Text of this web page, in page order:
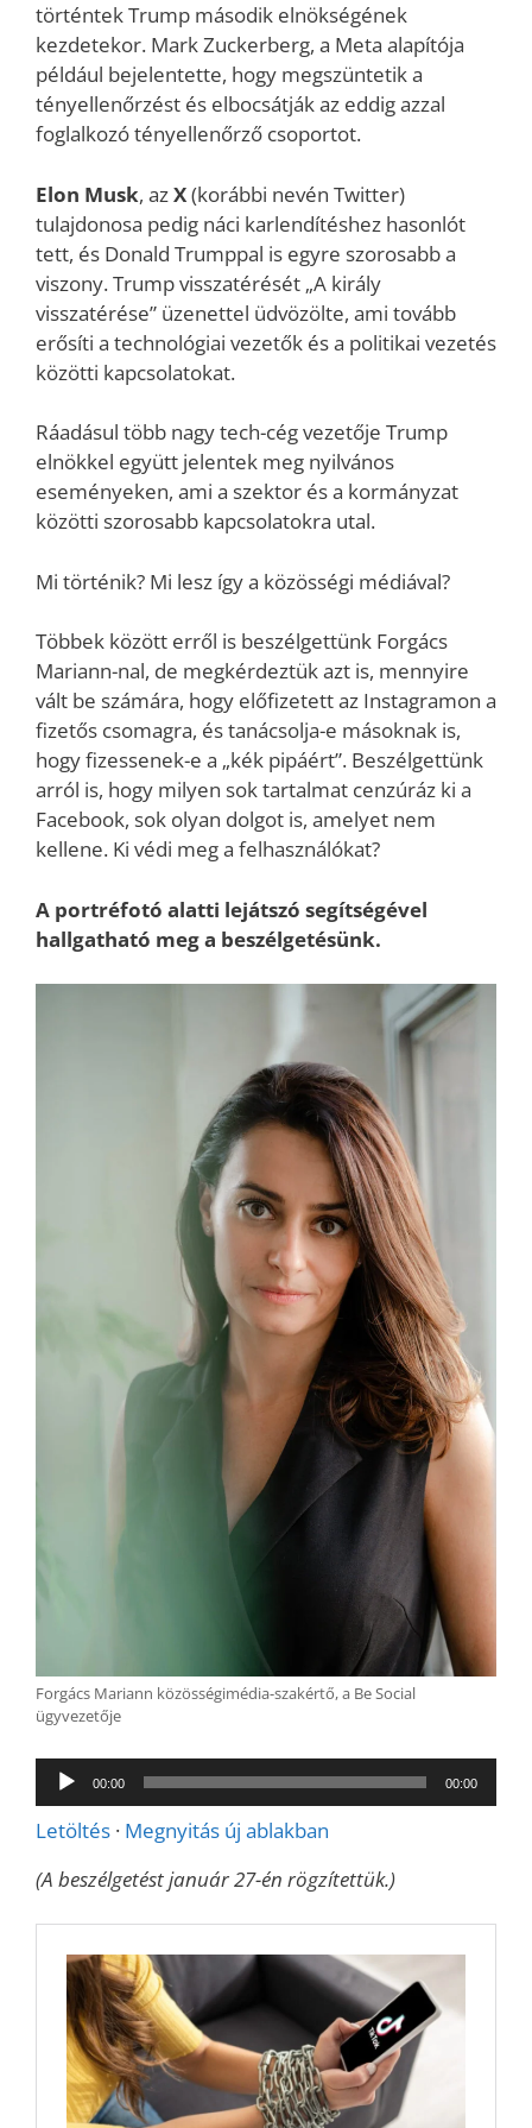
történtek Trump második elnökségének
kezdetekor. Mark Zuckerberg, a Meta alapítója
például bejelentette, hogy megszüntetik a
tényellenőrzést és elbocsátják az eddig azzal
foglalkozó tényellenőrző csoportot.
Elon Musk, azX(korábbi nevén Twitter)
tulajdonosa pedig náci karlendítéshez hasonlót
tett, és Donald Trumppal is egyre szorosabb a
viszony. Trump visszatérését „A király
visszatérése” üzenettel üdvözölte, ami tovább
erősíti a technológiai vezetők és a politikai vezetés
közötti kapcsolatokat.
Ráadásul több nagy tech-cég vezetője Trump
elnökkel együtt jelentek meg nyilvános
eseményeken, ami a szektor és a kormányzat
közötti szorosabb kapcsolatokra utal.
Mi történik? Mi lesz így a közösségi médiával?
Többek között erről is beszélgettünk Forgács
Mariann-nal, de megkérdeztük azt is, mennyire
vált be számára, hogy előfizetett az Instagramon a
fizetős csomagra, és tanácsolja-e másoknak is,
hogy fizessenek-e a „kék pipáért”. Beszélgettünk
arról is, hogy milyen sok tartalmat cenzúráz ki a
Facebook, sok olyan dolgot is, amelyet nem
kellene. Ki védi meg a felhasználókat?
A portréfotó alatti lejátszó segítségével
hallgatható meg a beszélgetésünk.
Forgács Mariann közösségimédia-szakértő, a Be Social
ügyvezetője
Audió
lejátszó
00:00 00:00
Letöltés · Megnyitás új ablakban
(A beszélgetést január 27-én rögzítettük.)